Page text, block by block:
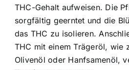
THC-Gehalt aufweisen. Die
sorgfältig geerntet und die
das THC zu isolieren.
THC mit einem Trägeröl, wie
Olivenöl oder Hanfsamenöl,